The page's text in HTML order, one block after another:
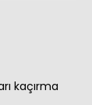
kaçırma